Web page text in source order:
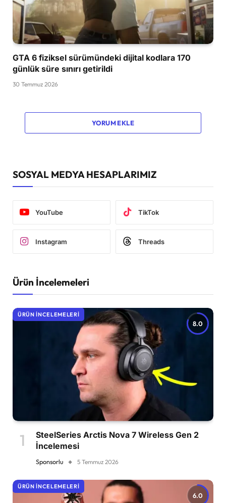
GTA 6 fiziksel sürümündeki dijital kodlara 170
günlük süre sınırı getirildi
30 Temmuz 2026
YORUM EKLE
SOSYAL MEDYA HESAPLARIMIZ
YouTube TikTok
Instagram Threads
Ürün İncelemeleri
8.0
ÜRÜN İNCELEMELERI
SteelSeries Arctis Nova 7 Wireless Gen 2
İncelemesi
Sponsorlu 5 Temmuz 2026
6.0
ÜRÜN İNCELEMELERI